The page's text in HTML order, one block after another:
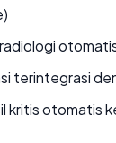
terintegrasi
kritis otomatis